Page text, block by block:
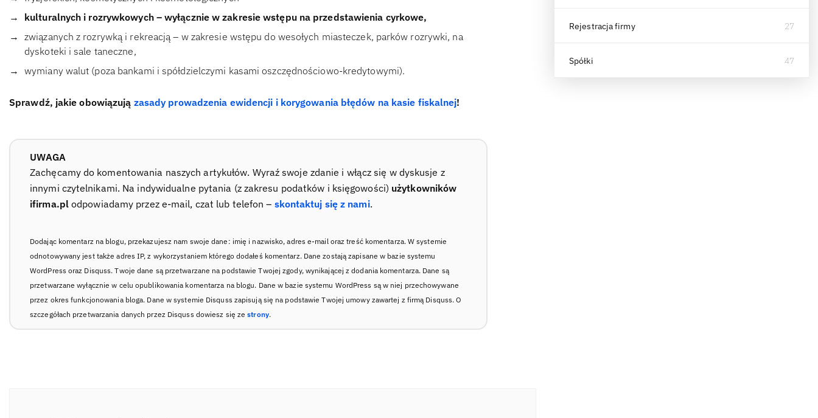
kulturalnych i rozrywkowych – wyłącznie w zakresie wstępu na przedstawienia cyrkowe,
związanych z rozrywką i rekreacją – w zakresie wstępu do wesołych miasteczek, parków rozrywki, na
dyskoteki i sale taneczne,
wymiany walut (poza bankami i spółdzielczymi kasami oszczędnościowo-kredytowymi).
Sprawdź, jakie obowiązują zasady prowadzenia ewidencji i korygowania błędów na kasie fiskalnej!
UWAGA
Zachęcamy do komentowania naszych artykułów. Wyraź swoje zdanie i włącz się w dyskusje z
innymi czytelnikami. Na indywidualne pytania (z zakresu podatków i księgowości) użytkowników
ifirma.plodpowiadamy przez e-mail, czat lub telefon – skontaktuj się z nami.
Dodając komentarz na blogu, przekazujesz nam swoje dane: imię i nazwisko, adres e-mail oraz treść komentarza. W systemie
odnotowywany jest także adres IP, z wykorzystaniem którego dodałeś komentarz. Dane zostają zapisane w bazie systemu
WordPress oraz Disquss. Twoje dane są przetwarzane na podstawie Twojej zgody, wynikającej z dodania komentarza. Dane są
przetwarzane wyłącznie w celu opublikowania komentarza na blogu. Dane w bazie systemu WordPress są w niej przechowywane
przez okres funkcjonowania bloga. Dane w systemie Disquss zapisują się na podstawie Twojej umowy zawartej z firmą Disquss. O
szczegółach przetwarzania danych przez Disquss dowiesz się zestrony.
Rejestracja firmy 27
Spółki 47